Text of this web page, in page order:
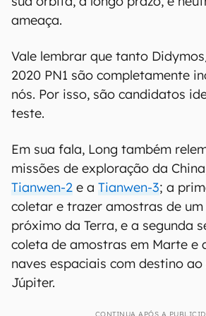
ameaça.
Vale lembrar que tanto
2020 PN1 são completamente
nós. Por isso, são candidatos
teste.
Em sua fala, Long também
missões de exploração da
Tianwen-2 e a Tianwen-3; a
coletar e trazer amostras de
próximo da Terra, e a segunda
coleta de amostras em Marte e
naves espaciais com destino
Júpiter.